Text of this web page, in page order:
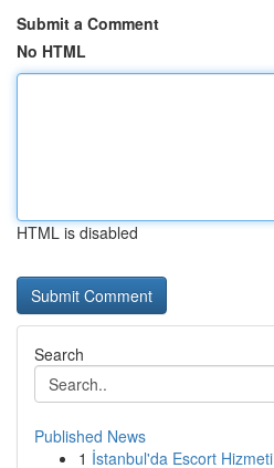
Submit a Comment
No HTML
HTML is disabled
Search
Published News
1 İstanbul'da Escort Hizmeti